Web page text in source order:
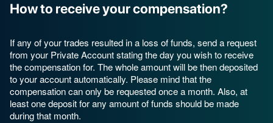
How to receive your compensation?
If any of your trades resulted in a loss of funds, send a request
from your Private Account stating the day you wish to receive
the compensation for. The whole amount will be then deposited
to your account automatically. Please mind that the
compensation can only be requested once a month. Also, at
least one deposit for any amount of funds should be made
during that month.